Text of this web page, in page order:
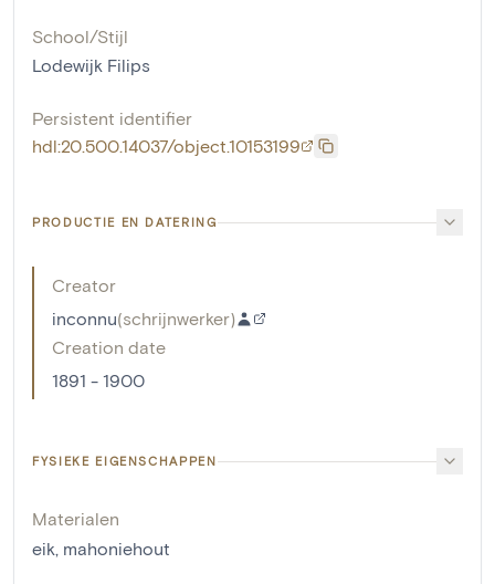
School/Stijl
Lodewijk Filips
Persistent identifier
hdl:20.500.14037/object.10153199
PRODUCTIE EN DATERING
Creator
inconnu(schrijnwerker)
Creation date
1891 - 1900
FYSIEKE EIGENSCHAPPEN
Materialen
eik, mahoniehout